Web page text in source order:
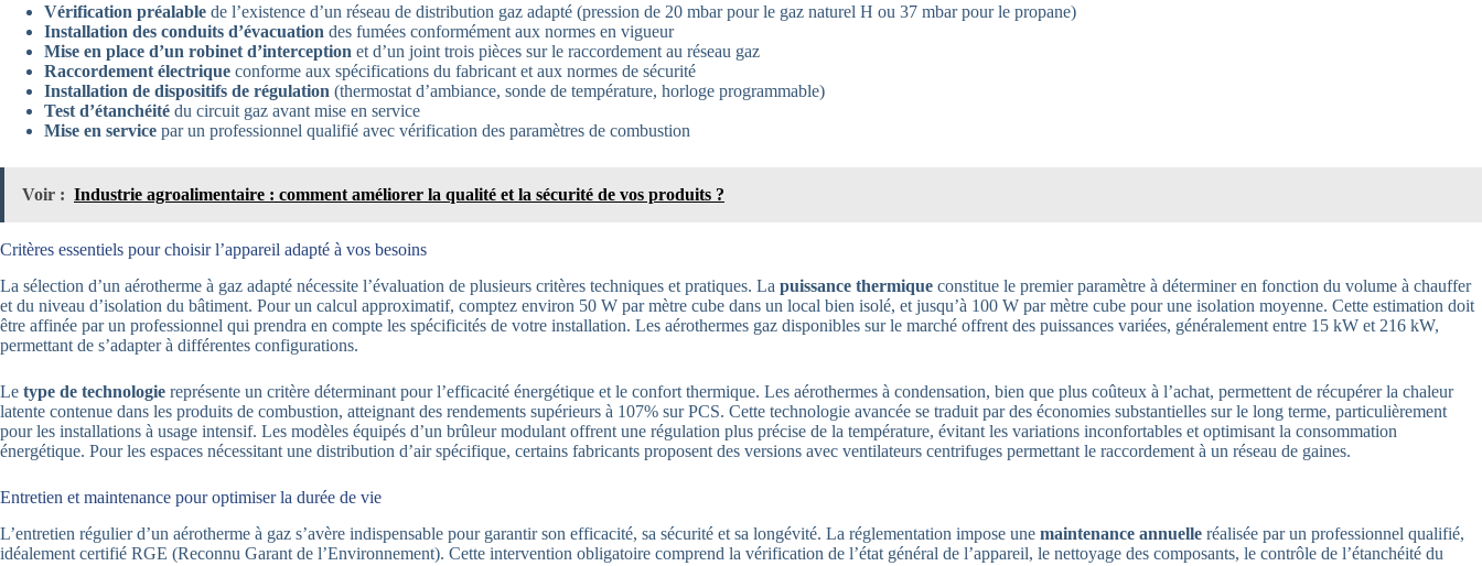
Vérification préalable de l’existence d’un réseau de distribution gaz adapté (pression de 20 mbar pour le gaz naturel H ou 37 mbar pour le propane)
Installation des conduits d’évacuation des fumées conformément aux normes en vigueur
Mise en place d’un robinet d’interception et d’un joint trois pièces sur le raccordement au réseau gaz
Raccordement électrique conforme aux spécifications du fabricant et aux normes de sécurité
Installation de dispositifs de régulation (thermostat d’ambiance, sonde de température, horloge programmable)
Test d’étanchéité du circuit gaz avant mise en service
Mise en service par un professionnel qualifié avec vérification des paramètres de combustion
Voir : Industrie agroalimentaire : comment améliorer la qualité et la sécurité de vos produits ?
Critères essentiels pour choisir l’appareil adapté à vos besoins
La sélection d’un aérotherme à gaz adapté nécessite l’évaluation de plusieurs critères techniques et pratiques. La puissance thermique constitue le premier paramètre à déterminer en fonction du volume à chauffer
et du niveau d’isolation du bâtiment. Pour un calcul approximatif, comptez environ 50 W par mètre cube dans un local bien isolé, et jusqu’à 100 W par mètre cube pour une isolation moyenne. Cette estimation doit
être affinée par un professionnel qui prendra en compte les spécificités de votre installation. Les aérothermes gaz disponibles sur le marché offrent des puissances variées, généralement entre 15 kW et 216 kW,
permettant de s’adapter à différentes configurations.
Le type de technologie représente un critère déterminant pour l’efficacité énergétique et le confort thermique. Les aérothermes à condensation, bien que plus coûteux à l’achat, permettent de récupérer la chaleur
latente contenue dans les produits de combustion, atteignant des rendements supérieurs à 107% sur PCS. Cette technologie avancée se traduit par des économies substantielles sur le long terme, particulièrement
pour les installations à usage intensif. Les modèles équipés d’un brûleur modulant offrent une régulation plus précise de la température, évitant les variations inconfortables et optimisant la consommation
énergétique. Pour les espaces nécessitant une distribution d’air spécifique, certains fabricants proposent des versions avec ventilateurs centrifuges permettant le raccordement à un réseau de gaines.
Entretien et maintenance pour optimiser la durée de vie
L’entretien régulier d’un aérotherme à gaz s’avère indispensable pour garantir son efficacité, sa sécurité et sa longévité. La réglementation impose une maintenance annuelle réalisée par un professionnel qualifié,
idéalement certifié RGE (Reconnu Garant de l’Environnement). Cette intervention obligatoire comprend la vérification de l’état général de l’appareil, le nettoyage des composants, le contrôle de l’étanchéité du